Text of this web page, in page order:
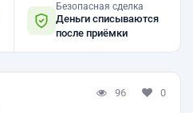
Безопасная сделка
Деньги списываются
после приёмки
96 0